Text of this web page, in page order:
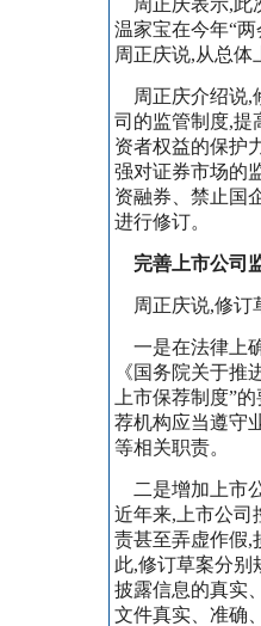
周正庆表示,此
温家宝在今年“
周正庆说,从总体
周正庆介绍说,
司的监管制度,提
资者权益的保护
强对证券市场的
资融券、禁止国
进行修订。
完善上市公司
周正庆说,修订
一是在法律上
《国务院关于
上市保荐制度”
荐机构应当遵守
等相关职责。
二是增加上市
近年来,上市公司
责甚至弄虚作假,
此,修订草案分别
披露信息的真实
文件真实、准确